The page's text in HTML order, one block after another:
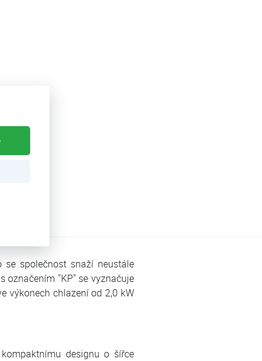
společnost snaží neustále
označením "KP" se vyznačuje
výkonech chlazení od 2,0 kW
designu o šířce